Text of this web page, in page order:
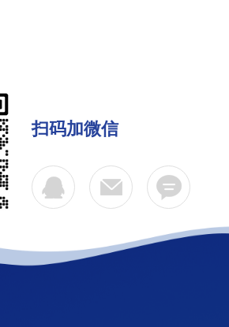
扫码加微信